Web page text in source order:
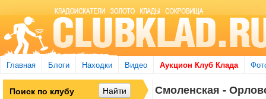
Главная Блоги Находки Видео Аукцион Клуб Клада
Смоленская -